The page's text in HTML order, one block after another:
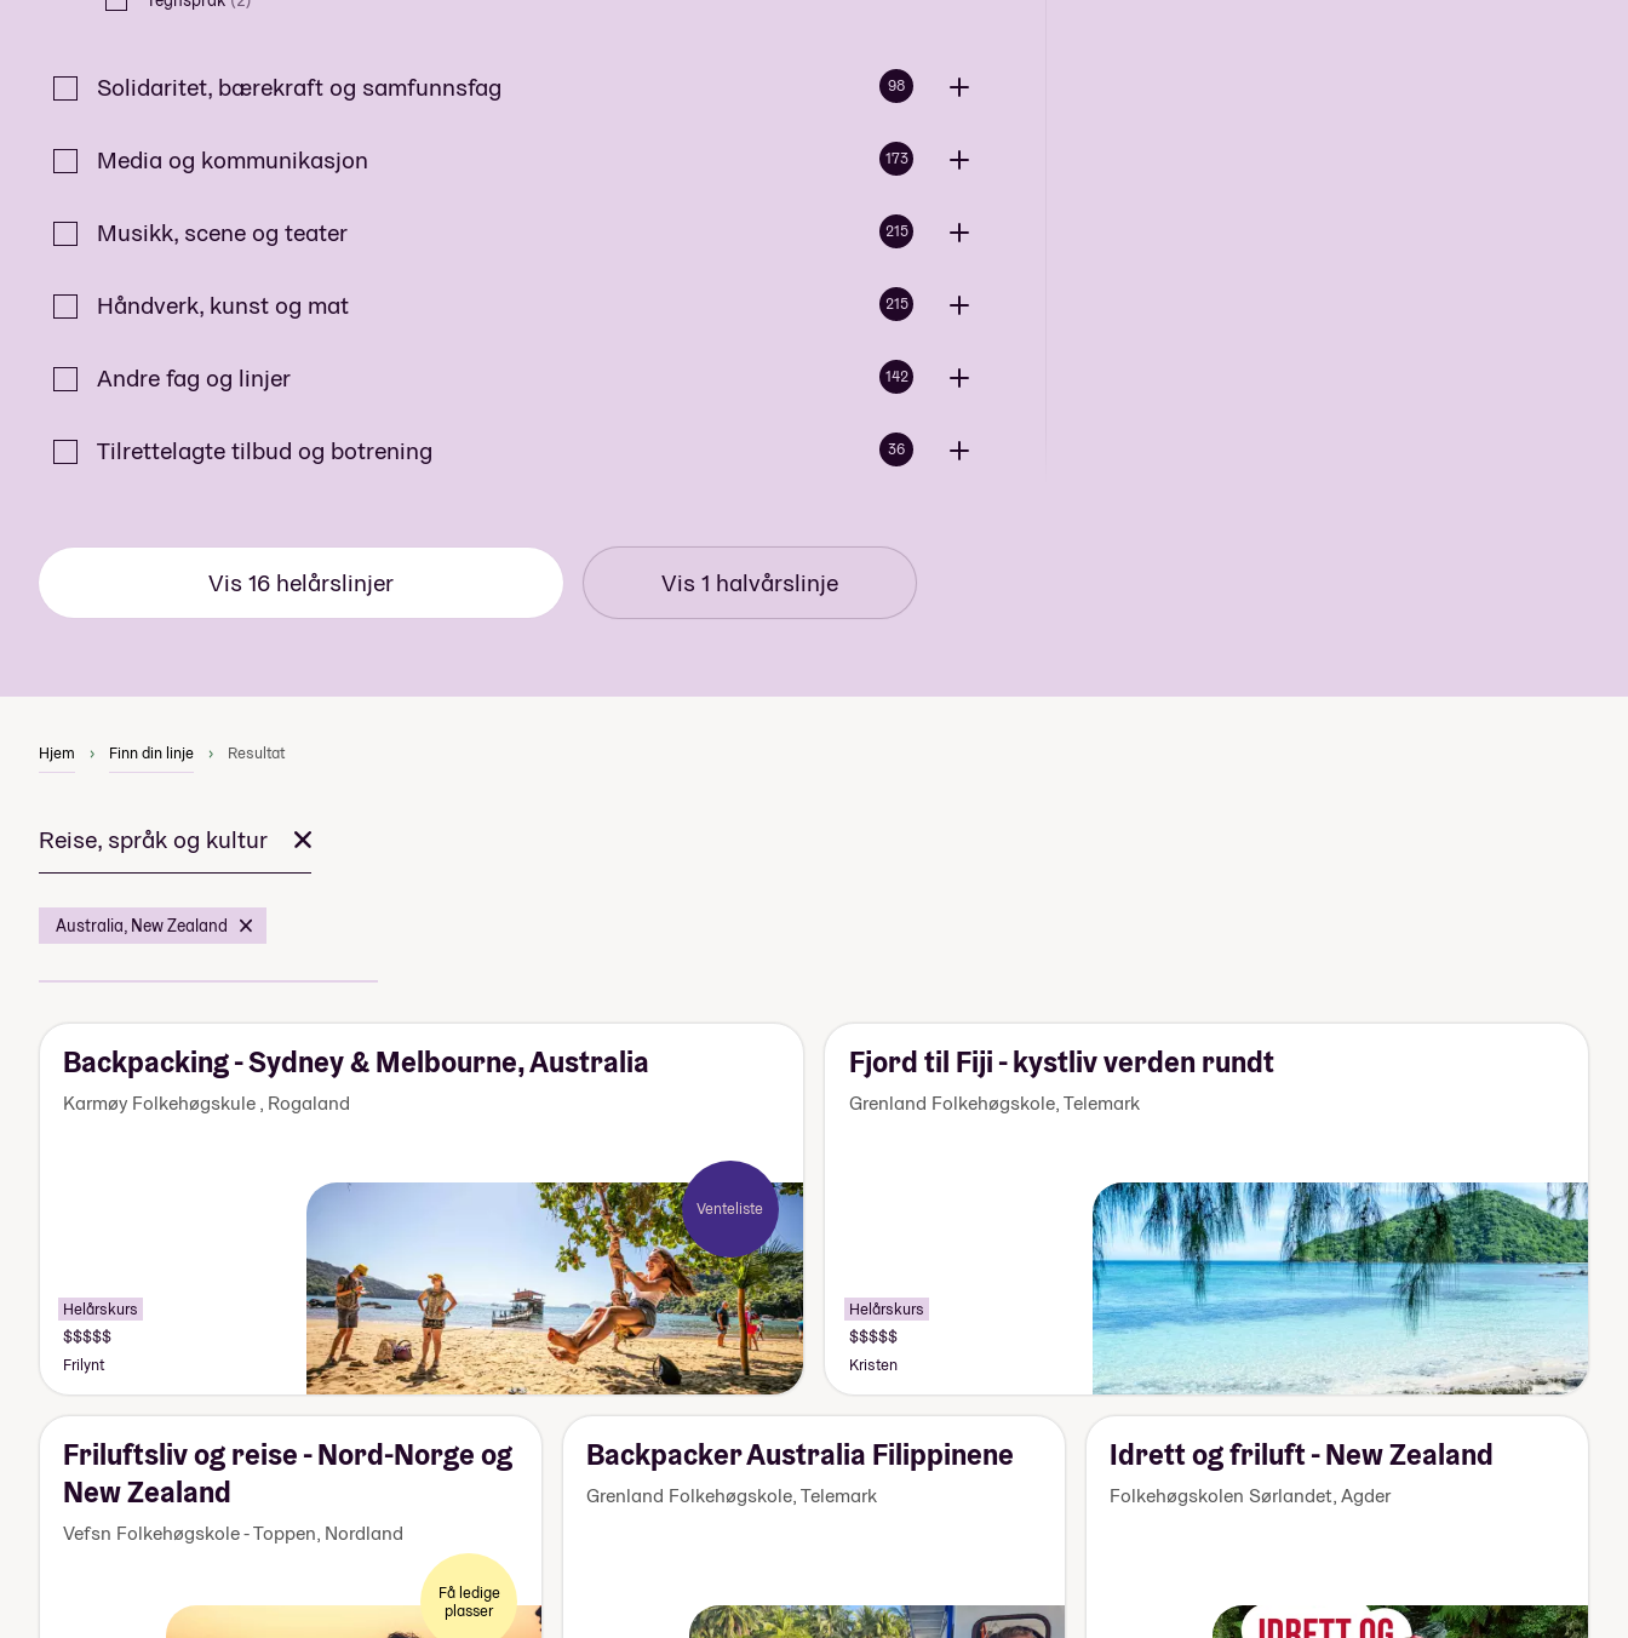
Solidaritet, bærekraft og samfunnsfag 98
Media og kommunikasjon 173
Musikk, scene og teater 215
Håndverk, kunst og mat 215
Andre fag og linjer 142
Tilrettelagte tilbud og botrening 36
Vis 16 helårslinjer Vis 1 halvårslinje
Hjem Finn din linje Resultat
Reise, språk og kultur
Australia, New Zealand
Backpacking - Sydney & Melbourne, Australia
Karmøy Folkehøgskule, Rogaland
Venteliste
Helårskurs
Pris:
000
kr
Frilynt
Fjord til Fiji - kystliv verden rundt
Grenland Folkehøgskole,Telemark
Helårskurs
Pris:
170
000
kr
Kristen
Friluftsliv og reise - Nord-Norge og
New Zealand
Vefsn Folkehøgskole - Toppen, Nordland
Få ledige
plasser
Backpacker Australia Filippinene
Grenland Folkehøgskole,Telemark
Idrett og friluft - New Zealand
Folkehøgskolen Sørlandet,Agder